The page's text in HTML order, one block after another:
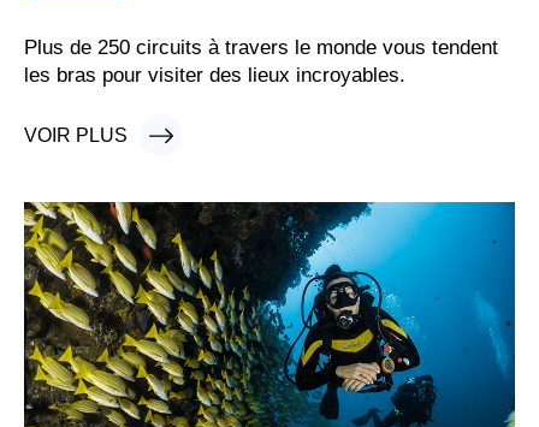
Plus de 250 circuits à travers le monde vous tendent
les bras pour visiter des lieux incroyables.
VOIR PLUS